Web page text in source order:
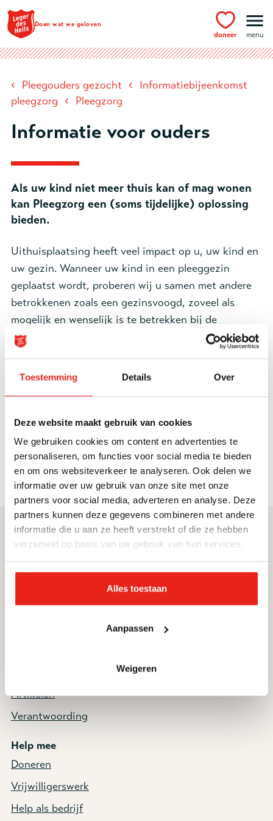
Toestemming Details Over
Deze website maakt gebruik van cookies
We gebruiken cookies om content en advertenties te
personaliseren, om functies voor social media te bieden
en om ons websiteverkeer te analyseren. Ook delen we
informatie over uw gebruik van onze site met onze
partners voor social media, adverteren en analyse. Deze
partners kunnen deze gegevens combineren met andere
informatie die u aan ze heeft verstrekt of die ze hebben
verzameld op basis van uw gebruik van hun services.
Alles toestaan
Aanpassen
Weigeren
Ga naar hoofdinhoud
Doen wat we geloven
doneer menu
‹ Pleegouders gezocht ‹ Informatiebijeenkomst
pleegzorg ‹ Pleegzorg
Informatie voor ouders
Als uw kind niet meer thuis kan of mag wonen
kan Pleegzorg een (soms tijdelijke) oplossing
bieden.
Uithuisplaatsing heeft veel impact op u, uw kind en
uw gezin. Wanneer uw kind in een pleeggezin
geplaatst wordt, proberen wij u samen met andere
betrokkenen zoals een gezinsvoogd, zoveel als
mogelijk en wenselijk is te betrekken bij de
plaatsing. Voorafgaand en tijdens de plaatsing
zullen we geregeld contact met u onderhouden en u
door middel van evaluatiebesprekingen op de
Bij de start van een plaatsing ontvangen ouders een
informatiefolder. Heeft u toch nog vragen dan kunt
u contact opnemen met uw contactpersoon.
Direct naar
Ik zoek hulp
Informatie voor
deelnemers en cliënten
Artikelen
Verantwoording
Service & contact
Contact
Donateursservice
Nieuwsbrief
Help mee
Doneren
Vrijwilligerswerk
Help als bedrijf